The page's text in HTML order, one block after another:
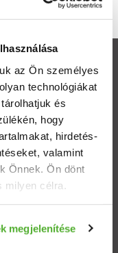
az Ön személyes
technológiákat
és
hogy
hirdetés-
valamint
Önnek. Ön dönt
célra.
elhelyezkedéséről
megjelenítése